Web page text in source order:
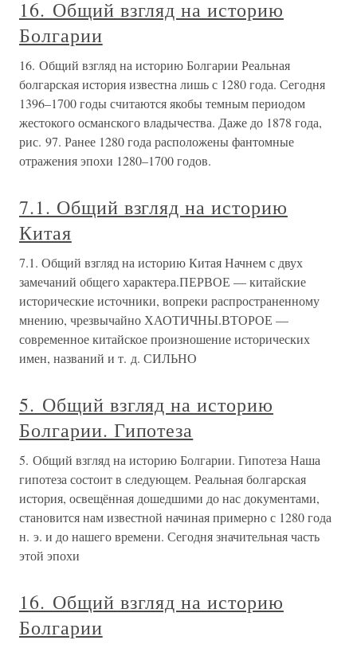
16. Общий взгляд на историю
Болгарии
16. Общий взгляд на историю Болгарии Реальная
болгарская история известна лишь с 1280 года. Сегодня
1396–1700 годы считаются якобы темным периодом
жестокого османского владычества. Даже до 1878 года,
рис. 97. Ранее 1280 года расположены фантомные
отражения эпохи 1280–1700 годов.
7.1. Общий взгляд на историю
Китая
7.1. Общий взгляд на историю Китая Начнем с двух
замечаний общего характера.ПЕРВОЕ — китайские
исторические источники, вопреки распространенному
мнению, чрезвычайно ХАОТИЧНЫ.ВТОРОЕ —
современное китайское произношение исторических
имен, названий и т. д. СИЛЬНО
5. Общий взгляд на историю
Болгарии. Гипотеза
5. Общий взгляд на историю Болгарии. Гипотеза Наша
гипотеза состоит в следующем. Реальная болгарская
история, освещённая дошедшими до нас документами,
становится нам известной начиная примерно с 1280 года
н. э. и до нашего времени. Сегодня значительная часть
этой эпохи
16. Общий взгляд на историю
Болгарии